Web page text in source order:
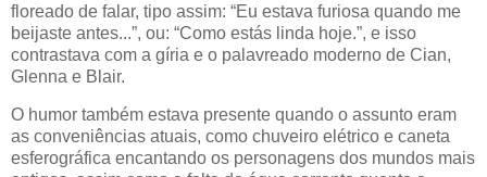
floreado de falar, tipo assim: “Eu estava furiosa quando me
beijaste antes...”, ou: “Como estás linda hoje.”, e isso
contrastava com a gíria e o palavreado moderno de Cian,
Glenna e Blair.
O humor também estava presente quando o assunto eram
as conveniências atuais, como chuveiro elétrico e caneta
esferográfica encantando os personagens dos mundos mais